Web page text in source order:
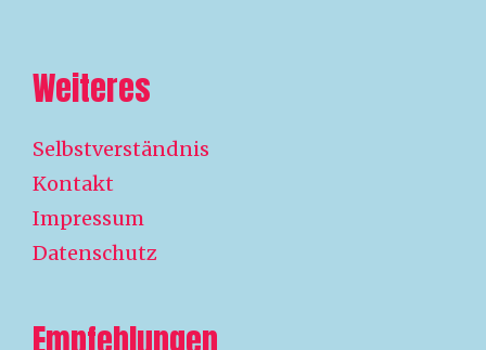
Weiteres
Selbstverständnis
Kontakt
Impressum
Datenschutz